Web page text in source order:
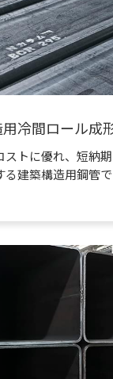
冷間ロール成
ストに優れ、短納
る建築構造用鋼管で